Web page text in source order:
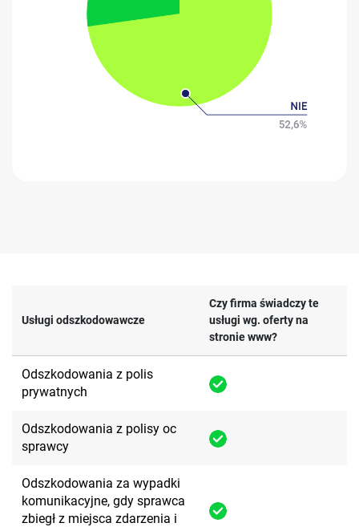
Usługi odszkodowawcze
Czy firma świadczy te
usługi wg. oferty na
stronie www?
Odszkodowania z polis
prywatnych
Odszkodowania z polisy oc
sprawcy
Odszkodowania za wypadki
komunikacyjne, gdy sprawca
zbiegł z miejsca zdarzenia i